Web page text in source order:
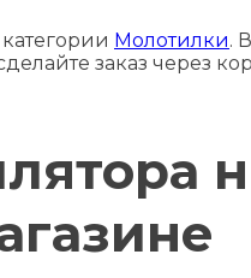
Молотилки.
заказ через